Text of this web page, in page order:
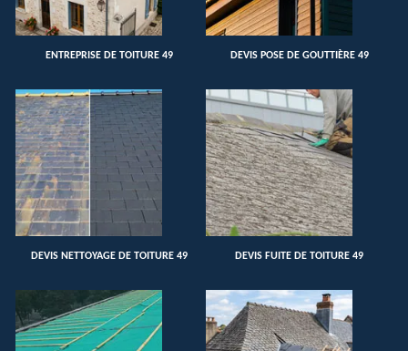
ENTREPRISE DE TOITURE 49 DEVIS POSE DE GOUTTIÈRE 49
DEVIS NETTOYAGE DE TOITURE 49 DEVIS FUITE DE TOITURE 49